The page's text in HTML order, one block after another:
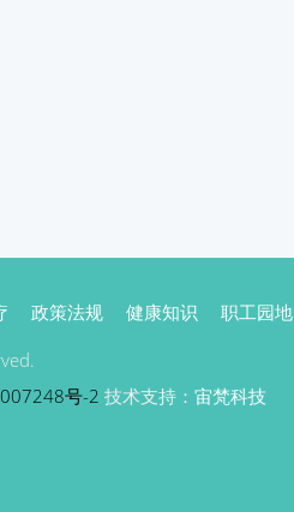
政策法规 健康知识 职工园地
号-2 技术支持： 宙梵科技